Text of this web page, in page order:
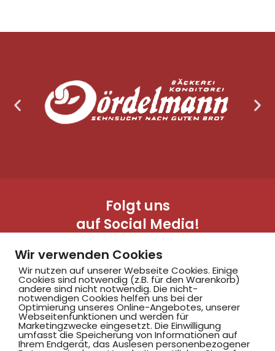
Folgt uns
auf Social Media!
Hammer SportClub 2008
Wir verwenden Cookies
Wir nutzen auf unserer Webseite Cookies. Einige
Cookies sind notwendig (z.B. für den Warenkorb)
andere sind nicht notwendig. Die nicht-
notwendigen Cookies helfen uns bei der
Optimierung unseres Online-Angebotes, unserer
Webseitenfunktionen und werden für
Marketingzwecke eingesetzt. Die Einwilligung
umfasst die Speicherung von Informationen auf
Ihrem Endgerät, das Auslesen personenbezogener